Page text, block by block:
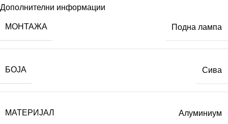
Дополнителни информации
МОНТАЖА Подна лампа
БОЈА Сива
МАТЕРИЈАЛ Алуминиум